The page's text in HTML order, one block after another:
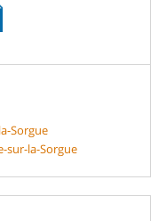
Sorgue
sur-la-Sorgue